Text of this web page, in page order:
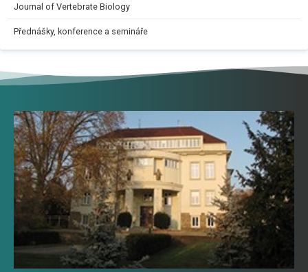
Journal of Vertebrate Biology
Přednášky, konference a semináře